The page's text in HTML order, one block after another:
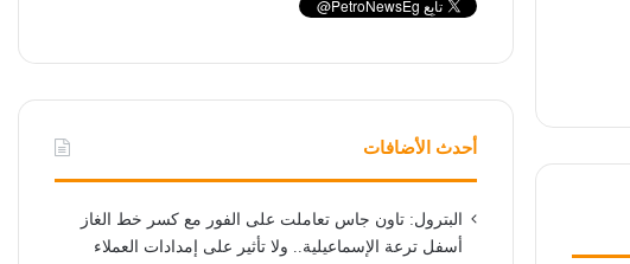
أحدث الأضافات
البترول: تاون جاس تعاملت على الفور مع كسر خط الغاز
أسفل ترعة الإسماعيلية.. ولا تأثير على إمدادات العملاء